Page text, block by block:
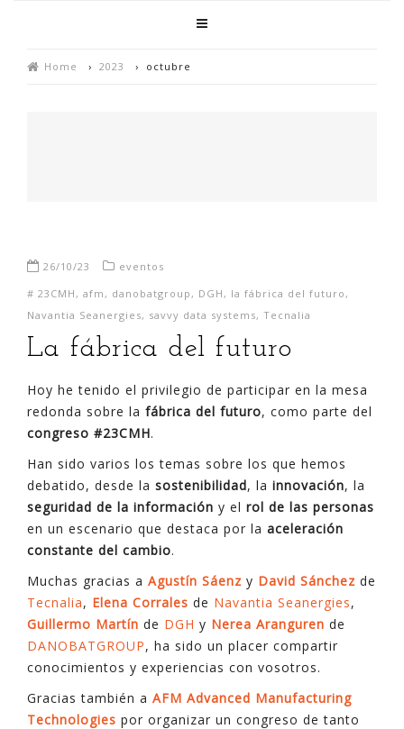
Home › 2023 › octubre
26/10/23
eventos
# 23CMH , afm , danobatgroup , DGH , la fábrica del futuro ,
Navantia Seanergies, savvy data systems, Tecnalia
La fábrica del futuro
Hoy he tenido el privilegio de participar en la mesa
redonda sobre la fábrica del futuro, como parte del
congreso #23CMH.
Han sido varios los temas sobre los que hemos
debatido, desde la sostenibilidad, la innovación, la
seguridad de la información y el rol de las personas
en un escenario que destaca por la aceleración
constante del cambio.
Muchas gracias a Agustín Sáenz y David Sánchez de
Tecnalia, Elena Corrales de Navantia Seanergies,
Guillermo Martín de DGH y Nerea Aranguren de
DANOBATGROUP, ha sido un placer compartir
conocimientos y experiencias con vosotros.
Gracias también a AFM Advanced Manufacturing
Technologies por organizar un congreso de tanto